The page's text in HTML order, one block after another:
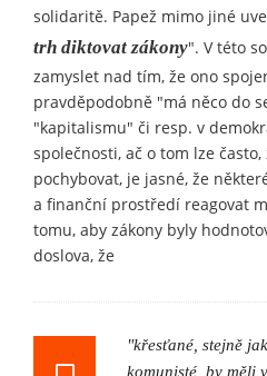
solidaritě. Papež mimo jiné
trh diktovat zákony". V této
zamyslet nad tím, že ono
pravděpodobně "má něco do
"kapitalismu" či resp. v
společnosti, ač o tom lze
pochybovat, je jasné, že
a finanční prostředí reagovat
tomu, aby zákony byly
doslova, že
"křesťané, stejně
komunisté, by měli